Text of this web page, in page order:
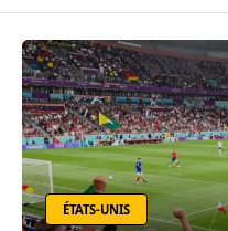
ÉTATS-UNIS